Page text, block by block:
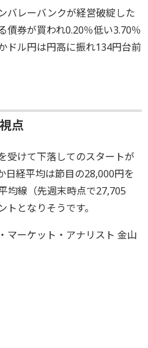
バレーバンクが経営破綻した
債券が買われ0.20％低い3.70％
ドル円は円高に振れ134円台前
点
受けて下落してのスタートが
日経平均は節目の28,000円を
均線（先週末時点で27,705
となりそうです。
マーケット・アナリスト 金山